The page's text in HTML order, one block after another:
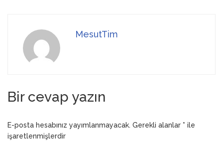
MesutTim
Bir cevap yazın
E-posta hesabınız yayımlanmayacak. Gerekli alanlar * ile
işaretlenmişlerdir